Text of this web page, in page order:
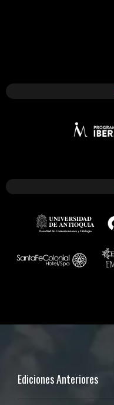
Ediciones Anteriores